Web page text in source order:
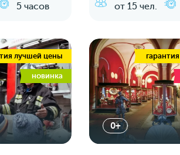
5 часов от 15 чел.
лучшей цены
новинка
0+